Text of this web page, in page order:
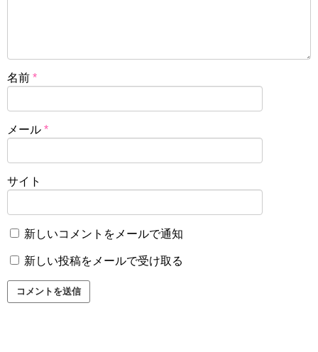
名前 *
メール *
サイト
新しいコメントをメールで通知
新しい投稿をメールで受け取る